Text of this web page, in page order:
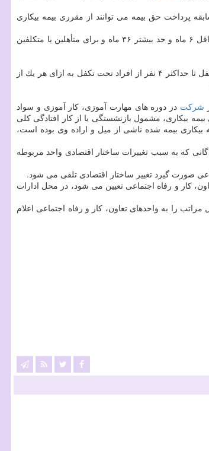
شدگانی كه به سبب بروز حوادث قهریه و غیر مترقبه از قبیل سیل، زلزله، آتش سوزی و غیره بیكار می شوند بدون در نظر گرفتن ۶ ماه سابقه پرداخت حق بیمه می توانند از مقرری بیمه بیكاری
مدیركل پشتیبانی از مشاغل و بیمه بیكاری وزارت تعاون، كار و رفاه اجتماعی افزود: مدت پرداخت مقرری از زمان برخورداری از مزایای بیمه بیكاری برای مجردین حداقل ۶ ماه و حد بیشتر ۳۶ ماه و برای متأهلین یا متكلفین
یا كار مزد روزانه بیمه شده می باشد، گفت: به مقرری افراد متأهل یا متكفل تا حداكثر ۴ نفر از افراد تحت تكفل به ازای هر یك از
شركت در دوره های مهارت آموزی، كار آموزی و سواد
بیكاری، مشمول بازنشستگی یا از كار افتادگی كلی
بیكاری بیمه شده ناشی از میل و اراده وی بوده است،
كه به سبب تغییرات ساختار اقتصادی واحد مربوطه
صورت گیرد تغییر ساختار اقتصادی تلقی می شود.
كه توسط واحدهای تعاون، كار و رفاه اجتماعی تعیین می شود، در محل ادارات
دریافت كننده مقرری بیمه بیكاری مكلف است در صورت اشتغال مجدد حداكثر طی ۱۵ روز از تاریخ اشتغال مراتب را به واحدهای تعاون، كار و رفاه اجتماعی اعلام